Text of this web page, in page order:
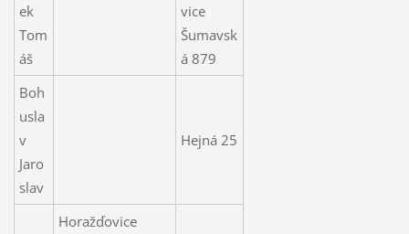
ek
Tom
áš
vice
Šumavsk
á 879
Boh
usla
v
Jaro
slav
Hejná 25
Horažďovice